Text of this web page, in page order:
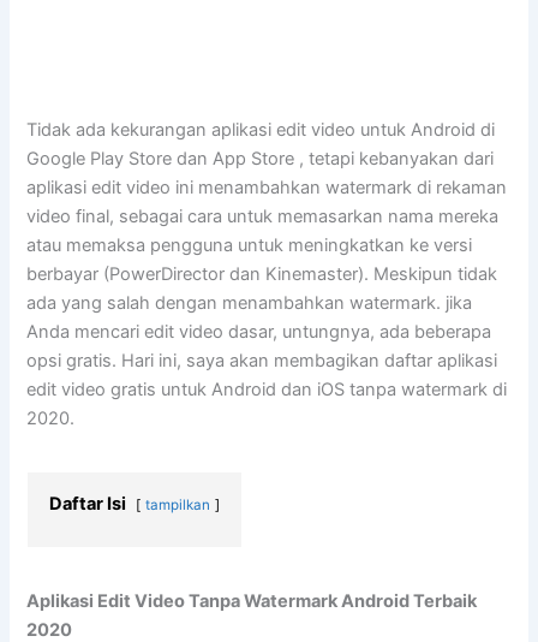
Tidak ada kekurangan aplikasi edit video untuk Android di
Google Play Store dan App Store , tetapi kebanyakan dari
aplikasi edit video ini menambahkan watermark di rekaman
video final, sebagai cara untuk memasarkan nama mereka
atau memaksa pengguna untuk meningkatkan ke versi
berbayar (PowerDirector dan Kinemaster). Meskipun tidak
ada yang salah dengan menambahkan watermark. jika
Anda mencari edit video dasar, untungnya, ada beberapa
opsi gratis. Hari ini, saya akan membagikan daftar aplikasi
edit video gratis untuk Android dan iOS tanpa watermark di
2020.
Daftar Isi tampilkan
Aplikasi Edit Video Tanpa Watermark Android Terbaik
2020